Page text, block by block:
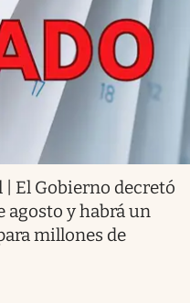
| El Gobierno decretó
agosto y habrá un
millones de